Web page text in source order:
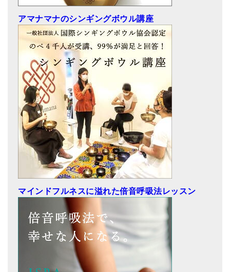
アマナマナのシンギングボウル講座
マインドフルネスに溢れた倍音呼吸法レッスン